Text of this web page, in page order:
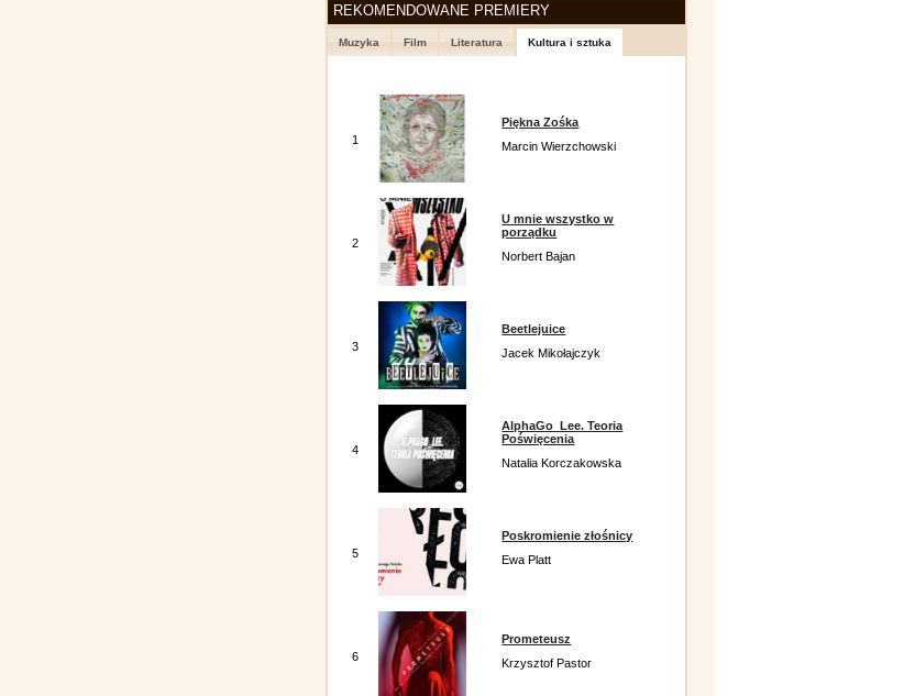
REKOMENDOWANE PREMIERY
Muzyka Film Literatura Kultura i sztuka
1
Piękna Zośka
Marcin Wierzchowski
2
U mnie wszystko w
porządku
Norbert Bajan
3
Beetlejuice
Jacek Mikołajczyk
4
AlphaGo_Lee. Teoria
Poświęcenia
Natalia Korczakowska
5
Poskromienie złośnicy
Ewa Platt
6
Prometeusz
Krzysztof Pastor